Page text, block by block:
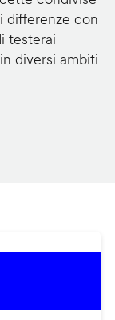
differenze con
testerai
diversi ambiti